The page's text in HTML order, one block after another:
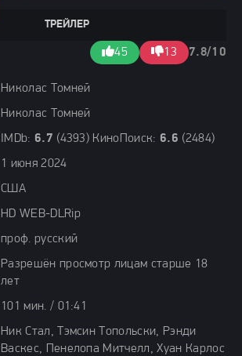
Николас Томней
Николас Томней
IMDb: 6.7 (4393) КиноПоиск: 6.6 (2484)
1 июня 2024
США
HD WEB-DLRip
проф. русский
Разрешён просмотр лицам старше 18
лет
101 мин. / 01:41
Ник Стал, Тэмсин Топольски, Рэнди
Васкес, Пенелопа Митчелл, Хуан Карлос
ТРЕЙЛЕР
45 13 7.8/10